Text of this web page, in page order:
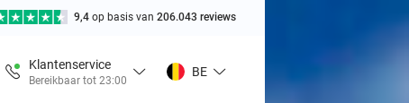
9,4 op basis van 206.043 reviews
Klantenservice
Bereikbaar tot 23:00
BE